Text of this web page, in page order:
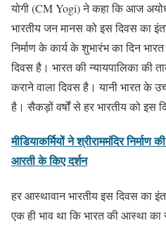
योगी (CM Yogi) ने कहा कि आज
भारतीय जन मानस को इस दिवस का
निर्माण के कार्य के शुभारंभ का दिन
दिवस है। भारत की न्यायपालिका की
कराने वाला दिवस है। यानी भारत के
है। सैकड़ों वर्षों से हर भारतीय को इस
मीडियाकर्मियों ने श्रीराममंदिर
आरती के किए दर्शन
हर आस्थावान भारतीय इस दिवस का
एक ही भाव था कि भारत की आस्था का